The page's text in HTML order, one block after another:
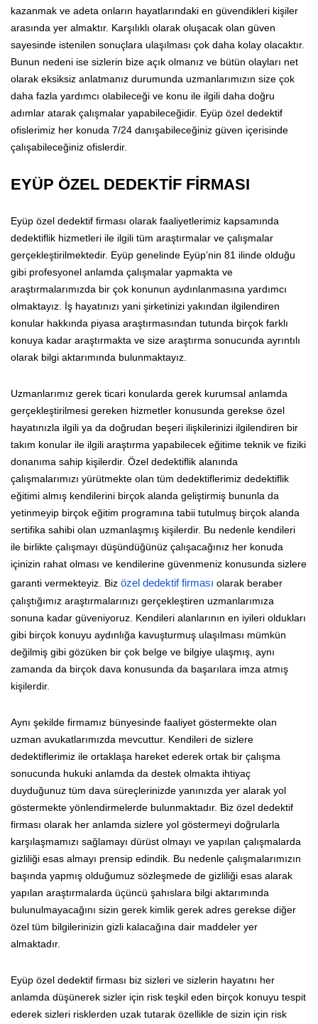
kazanmak ve adeta onların hayatlarındaki en güvendikleri kişiler
arasında yer almaktır. Karşılıklı olarak oluşacak olan güven
sayesinde istenilen sonuçlara ulaşılması çok daha kolay olacaktır.
Bunun nedeni ise sizlerin bize açık olmanız ve bütün olayları net
olarak eksiksiz anlatmanız durumunda uzmanlarımızın size çok
daha fazla yardımcı olabileceği ve konu ile ilgili daha doğru
adımlar atarak çalışmalar yapabileceğidir. Eyüp özel dedektif
ofislerimiz her konuda 7/24 danışabileceğiniz güven içerisinde
çalışabileceğiniz ofislerdir.
EYÜP ÖZEL DEDEKTİF FİRMASI
Eyüp özel dedektif firması olarak faaliyetlerimiz kapsamında
dedektiflik hizmetleri ile ilgili tüm araştırmalar ve çalışmalar
gerçekleştirilmektedir. Eyüp genelinde Eyüp’nin 81 ilinde olduğu
gibi profesyonel anlamda çalışmalar yapmakta ve
araştırmalarımızda bir çok konunun aydınlanmasına yardımcı
olmaktayız. İş hayatınızı yani şirketinizi yakından ilgilendiren
konular hakkında piyasa araştırmasından tutunda birçok farklı
konuya kadar araştırmakta ve size araştırma sonucunda ayrıntılı
olarak bilgi aktarımında bulunmaktayız.
Uzmanlarımız gerek ticari konularda gerek kurumsal anlamda
gerçekleştirilmesi gereken hizmetler konusunda gerekse özel
hayatınızla ilgili ya da doğrudan beşeri ilişkilerinizi ilgilendiren bir
takım konular ile ilgili araştırma yapabilecek eğitime teknik ve fiziki
donanıma sahip kişilerdir. Özel dedektiflik alanında
çalışmalarımızı yürütmekte olan tüm dedektiflerimiz dedektiflik
eğitimi almış kendilerini birçok alanda geliştirmiş bununla da
yetinmeyip birçok eğitim programına tabii tutulmuş birçok alanda
sertifika sahibi olan uzmanlaşmış kişilerdir. Bu nedenle kendileri
ile birlikte çalışmayı düşündüğünüz çalışacağınız her konuda
içinizin rahat olması ve kendilerine güvenmeniz konusunda sizlere
garanti vermekteyiz. Biz özel dedektif firması olarak beraber
çalıştığımız araştırmalarınızı gerçekleştiren uzmanlarımıza
sonuna kadar güveniyoruz. Kendileri alanlarının en iyileri oldukları
gibi birçok konuyu aydınlığa kavuşturmuş ulaşılması mümkün
değilmiş gibi gözüken bir çok belge ve bilgiye ulaşmış, aynı
zamanda da birçok dava konusunda da başarılara imza atmış
kişilerdir.
Aynı şekilde firmamız bünyesinde faaliyet göstermekte olan
uzman avukatlarımızda mevcuttur. Kendileri de sizlere
dedektiflerimiz ile ortaklaşa hareket ederek ortak bir çalışma
sonucunda hukuki anlamda da destek olmakta ihtiyaç
duyduğunuz tüm dava süreçlerinizde yanınızda yer alarak yol
göstermekte yönlendirmelerde bulunmaktadır. Biz özel dedektif
firması olarak her anlamda sizlere yol göstermeyi doğrularla
karşılaşmamızı sağlamayı dürüst olmayı ve yapılan çalışmalarda
gizliliği esas almayı prensip edindik. Bu nedenle çalışmalarımızın
başında yapmış olduğumuz sözleşmede de gizliliği esas alarak
yapılan araştırmalarda üçüncü şahıslara bilgi aktarımında
bulunulmayacağını sizin gerek kimlik gerek adres gerekse diğer
özel tüm bilgilerinizin gizli kalacağına dair maddeler yer
almaktadır.
Eyüp özel dedektif firması biz sizleri ve sizlerin hayatını her
anlamda düşünerek sizler için risk teşkil eden birçok konuyu tespit
ederek sizleri risklerden uzak tutarak özellikle de sizin için risk